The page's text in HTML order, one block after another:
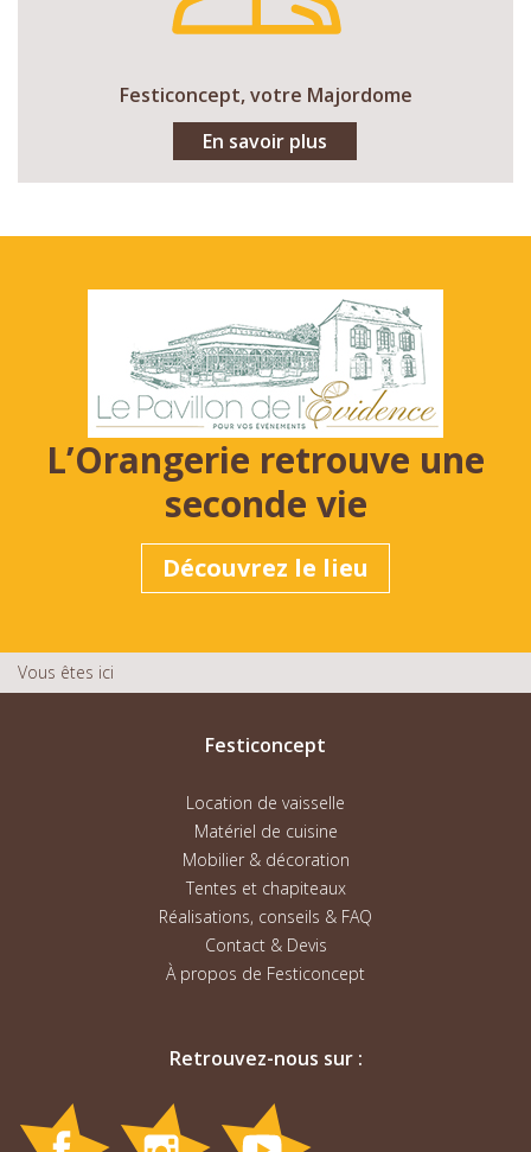
Festiconcept, votre Majordome
En savoir plus
L’Orangerie retrouve une
seconde vie
Découvrez le lieu
Vous êtes ici
Festiconcept
Location de vaisselle
Matériel de cuisine
Mobilier & décoration
Tentes et chapiteaux
Réalisations, conseils & FAQ
Contact & Devis
À propos de Festiconcept
Retrouvez-nous sur :